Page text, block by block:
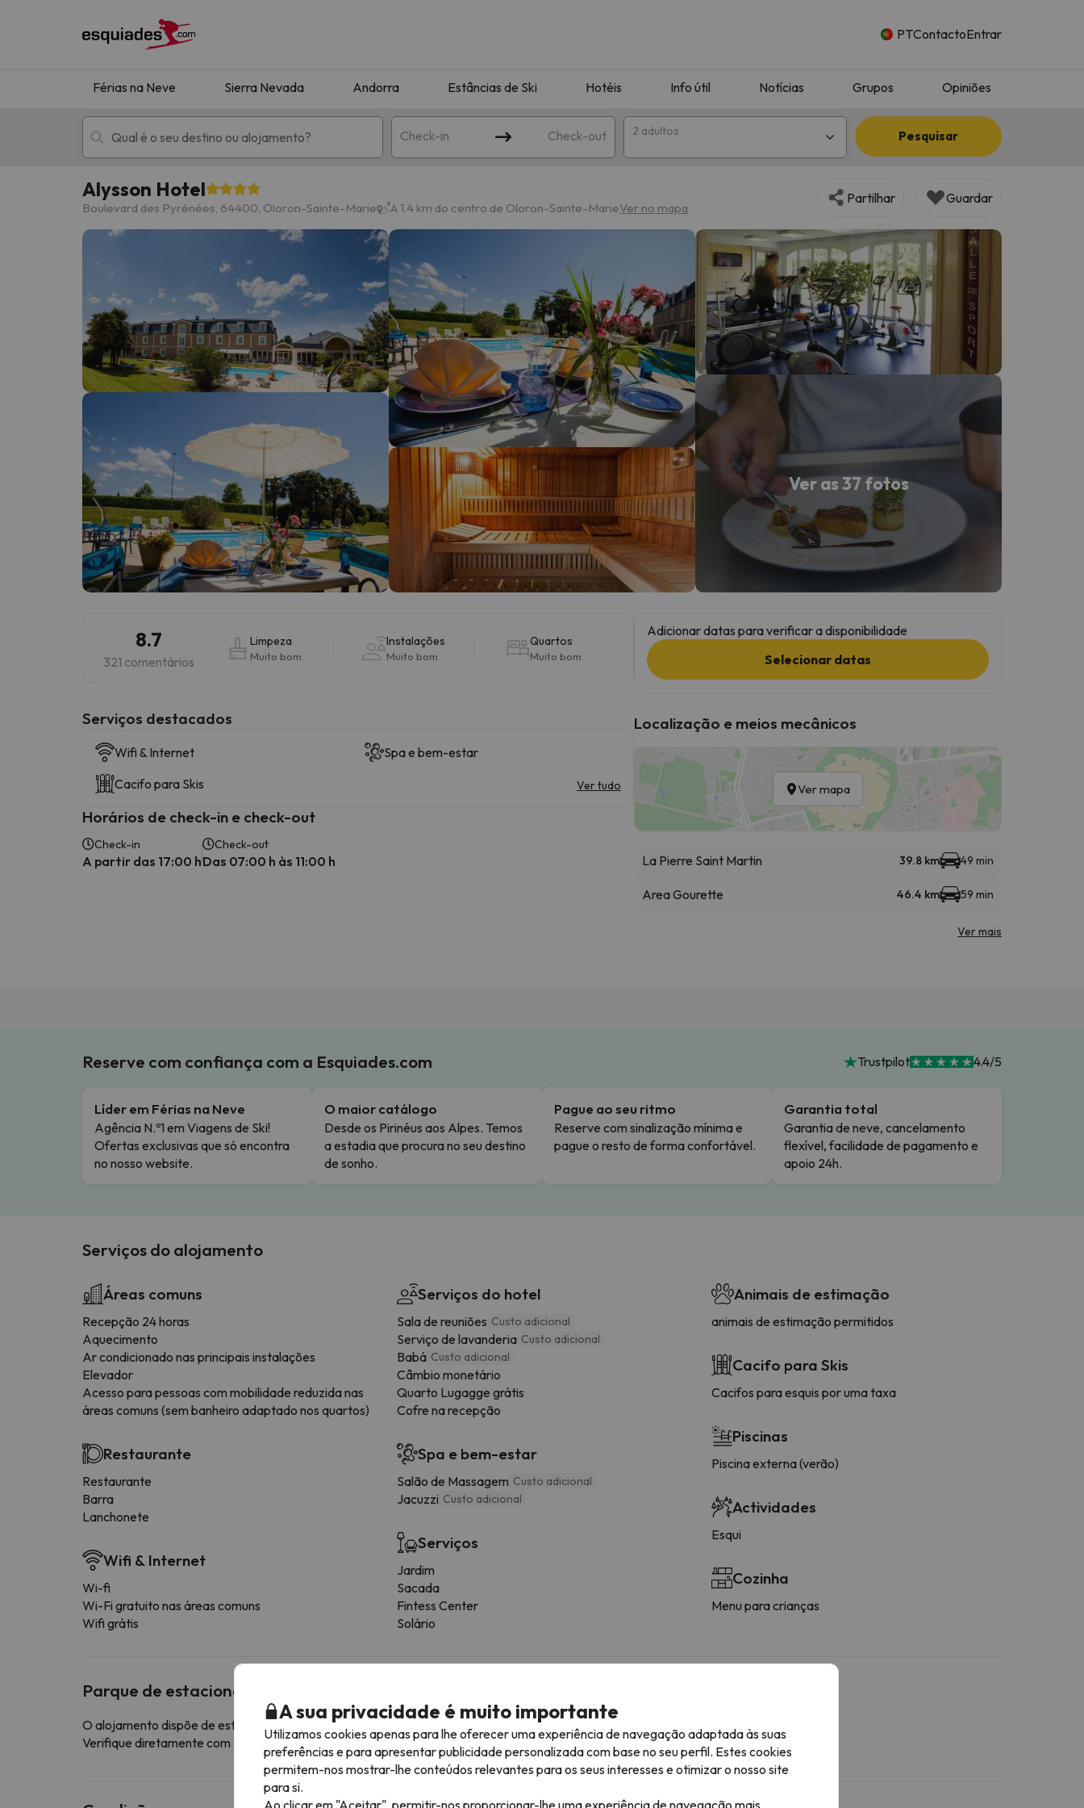
PTContactoEntrar
Férias na Neve Sierra Nevada Andorra Estâncias de Ski Hotéis Info útil Notícias Grupos Opiniões
Check-in Check-out 2 adultos Pesquisar
Férias na neve Hotéis de montanha
Oops, não encontramos nenhum resultado que corresponda à sua pesquisa. Tente modificar o destino.
Bem, parece que o nosso Seeker perdeu o seu caminho. Assim que encontrar a sua bússola, estará de volta.
Alysson Hotel
Boulevard des Pyrénées, 64400, Oloron-Sainte-Marie A 1.4 km do centro de Oloron-Sainte-MarieVer no mapa
Partilhar Guardar
Ver as 37 fotos
8.7
321 comentários
Limpeza
Muito bom
Instalações
Muito bom
Quartos
Muito bom
Serviços destacados
Wifi & Internet
Spa e bem-estar
Cacifo para Skis
Ver tudo
Horários de check-in e check-out
Check-in
A partir das 17:00 h
Check-out
Das 07:00 h às 11:00 h
Adicionar datas para verificar a disponibilidade
Selecionar datas
Localização e meios mecânicos
Ver mapa
La Pierre Saint Martin 39.8 km 49 min
Area Gourette 46.4 km 59 min
Ver mais
Reserve com confiança com a Esquiades.com Trustpilot 4.4/5
Líder em Férias na Neve
Agência N.º1 em Viagens de Ski!
Ofertas exclusivas que só encontra
no nosso website.
O maior catálogo
Desde os Pirinéus aos Alpes. Temos
a estadia que procura no seu destino
de sonho.
Pague ao seu ritmo
Reserve com sinalização mínima e
pague o resto de forma confortável.
Garantia total
Garantia de neve, cancelamento
flexível, facilidade de pagamento e
apoio 24h.
Serviços do alojamento
Áreas comuns
Recepção 24 horas
Aquecimento
Ar condicionado nas principais instalações
Elevador
Acesso para pessoas com mobilidade reduzida nas
áreas comuns (sem banheiro adaptado nos quartos)
Restaurante
Restaurante
Barra
Lanchonete
Wifi & Internet
Wi-fi
Wi-Fi gratuito nas áreas comuns
Wifi grátis
Serviços do hotel
Sala de reuniões Custo adicional
Serviço de lavanderia Custo adicional
Babá Custo adicional
Câmbio monetário
Quarto Lugagge grátis
Cofre na recepção
Spa e bem-estar
Salão de Massagem Custo adicional
Jacuzzi Custo adicional
Serviços
Jardim
Sacada
Fintess Center
Solário
Animais de estimação
animais de estimação permitidos
Cacifo para Skis
Cacifos para esquis por uma taxa
Piscinas
Piscina externa (verão)
Actividades
Esqui
Cozinha
Menu para crianças
Parque de estacionamento
O alojamento dispõe de estacionamento interior gratuito
Verifique diretamente com o alojamento se este oferece a possibilidade de reservar antecipadamente o lugar de estacionamento.
A sua privacidade é muito importante
Utilizamos cookies apenas para lhe oferecer uma experiência de navegação adaptada às suas
preferências e para apresentar publicidade personalizada com base no seu perfil. Estes cookies
permitem-nos mostrar-lhe conteúdos relevantes para os seus interesses e otimizar o nosso site
para si.
Ao clicar em "Aceitar", permitir-nos proporcionar-lhe uma experiência de navegação mais